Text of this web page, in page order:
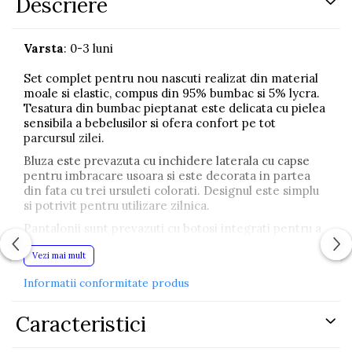
Varsta: 0-3 luni
Set complet pentru nou nascuti realizat din material
moale si elastic, compus din 95% bumbac si 5% lycra.
Tesatura din bumbac pieptanat este delicata cu pielea
sensibila a bebelusilor si ofera confort pe tot
parcursul zilei.
Bluza este prevazuta cu inchidere laterala cu capse
pentru imbracare usoara si este decorata in partea
din fata cu trei ursuleti colorati. Designul este simplu
si potrivit pentru utilizare zilnica.
Pantalonii sunt prevazuti cu botosi integrati pentru a
mentine piciorusele bebelusului calde si protejate.
Setul este completat de caciula asortata, o bavetica
mainilor.
confort pentru copil.
Vezi mai mult
Informatii conformitate produs
Caracteristici